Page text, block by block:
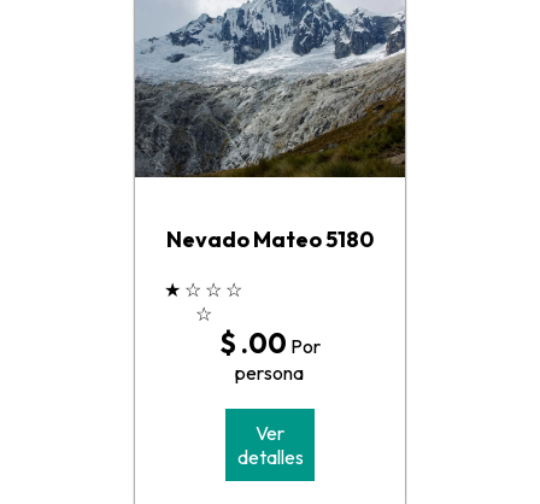
Nevado Mateo 5180
★ ☆ ☆ ☆
☆
$ .00 Por
persona
Ver
detalles